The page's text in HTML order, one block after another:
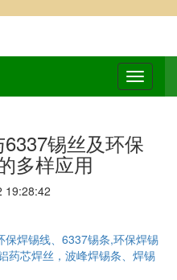
锡丝及环保
多样应用
19:28:42
焊锡线、6337锡条,环保焊锡
药芯焊丝，波峰焊锡条、焊锡